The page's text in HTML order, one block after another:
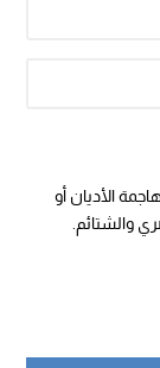
الأديان أو
والشتائم.